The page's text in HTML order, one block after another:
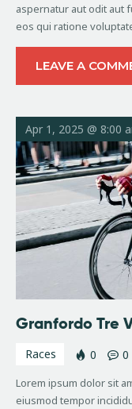
aspernatur aut odit aut
eos qui ratione
LEAVE A
Apr 1, 2025 @ 8:00
Granfordo Tre
Races 0 0
Lorem ipsum dolor sit
eiusmod tempor